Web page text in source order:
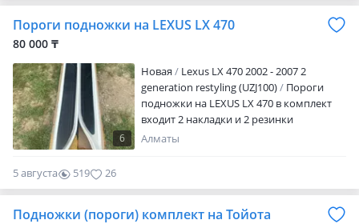
Пороги подножки на LEXUS LX 470
80 000 ₸
6
Новая
Lexus LX 470 2002 - 2007 2
generation restyling (UZJ100)
Пороги
подножки на LEXUS LX 470 в комплект
входит 2 накладки и 2 резинки
крепление кронштейны нету В наличие
через транспортные компании поездом
индрайвером и т д
Алматы
5 августа 519 26
Подножки (пороги) комплект на Тойота